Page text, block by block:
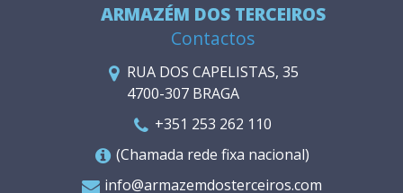
ARMAZÉM DOS TERCEIROS
Contactos
RUA DOS CAPELISTAS, 35
4700-307 BRAGA
+351 253 262 110
(Chamada rede fixa nacional)
info@armazemdosterceiros.com